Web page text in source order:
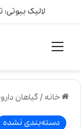
لالیک
منو
خانه/ گیاهان
دسته‌بندی نشده